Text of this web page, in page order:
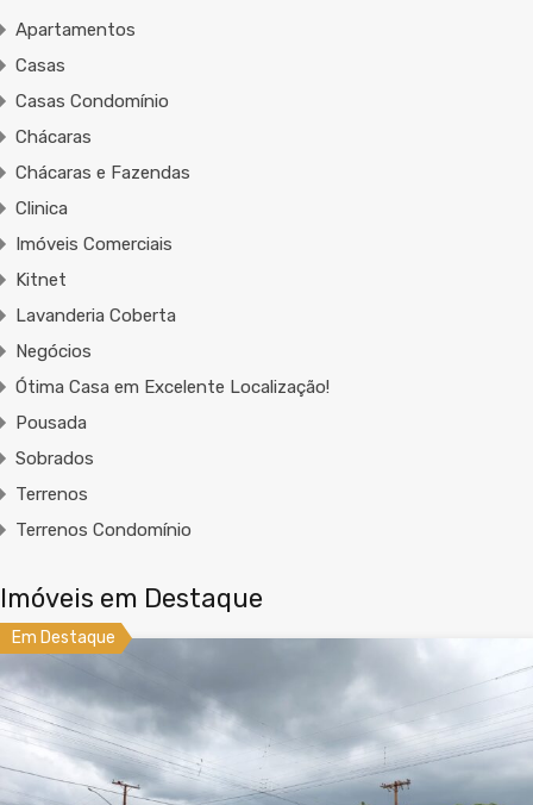
Apartamentos
Casas
Casas Condomínio
Chácaras
Chácaras e Fazendas
Clinica
Imóveis Comerciais
Kitnet
Lavanderia Coberta
Negócios
Ótima Casa em Excelente Localização!
Pousada
Sobrados
Terrenos
Terrenos Condomínio
Imóveis em Destaque
Em Destaque